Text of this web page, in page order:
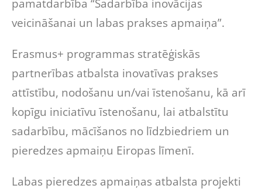
pamatdarbība “Sadarbība inovācijas
veicināšanai un labas prakses apmaiņa”.
Erasmus+ programmas stratēģiskās
partnerības atbalsta inovatīvas prakses
attīstību, nodošanu un/vai īstenošanu, kā arī
kopīgu iniciatīvu īstenošanu, lai atbalstītu
sadarbību, mācīšanos no līdzbiedriem un
pieredzes apmaiņu Eiropas līmenī.
Labas pieredzes apmaiņas atbalsta projekti